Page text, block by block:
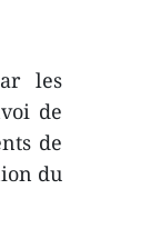
les
de
de
du